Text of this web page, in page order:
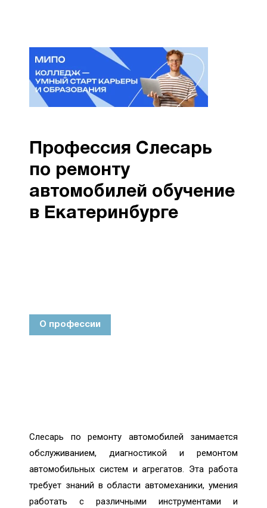
Профессия Слесарь
по ремонту
автомобилей обучение
в Екатеринбурге
О профессии
Слесарь по ремонту автомобилей занимается
обслуживанием, диагностикой и ремонтом
автомобильных систем и агрегатов. Эта работа
требует знаний в области автомеханики, умения
работать с различными инструментами и